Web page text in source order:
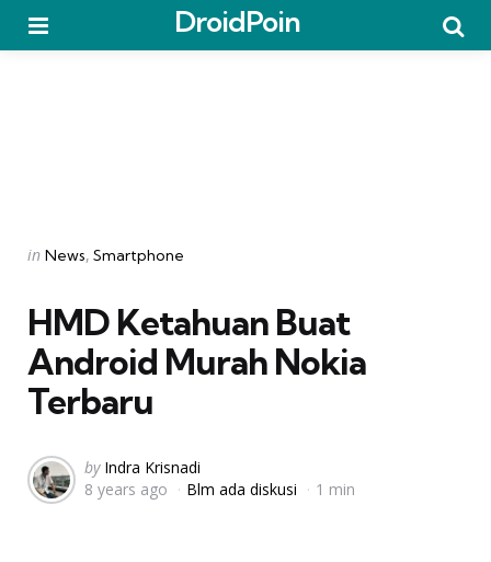
DroidPoin
Categories
Posted
in News Smartphone
HMD Ketahuan Buat
Android Murah Nokia
Terbaru
Posted
by
by Indra Krisnadi
8 years ago
Blm ada diskusi 1 min